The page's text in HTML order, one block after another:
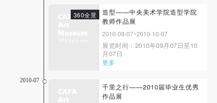
事业团 图画书，又名绘本，这一
词源于日本，指用图画说话的书
360全景
造型——中央美术学院造型学院
教师作品展
2010-09-07~2010-10-07
展览时间：2010年09月07日至10
月07日
更多
2010-07
千里之行——2010届毕业生优秀
作品展